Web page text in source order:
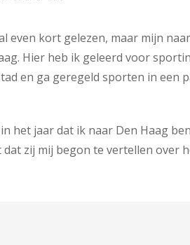
even kort gelezen, maar mijn
Hier heb ik geleerd voor
en ga geregeld sporten in een
het jaar dat ik naar Den Haag
dat zij mij begon te vertellen